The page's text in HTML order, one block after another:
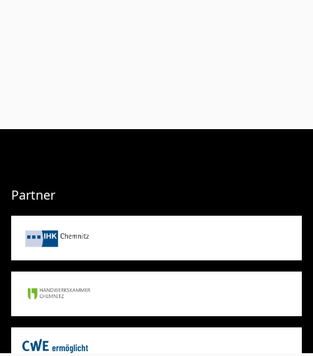
Partner